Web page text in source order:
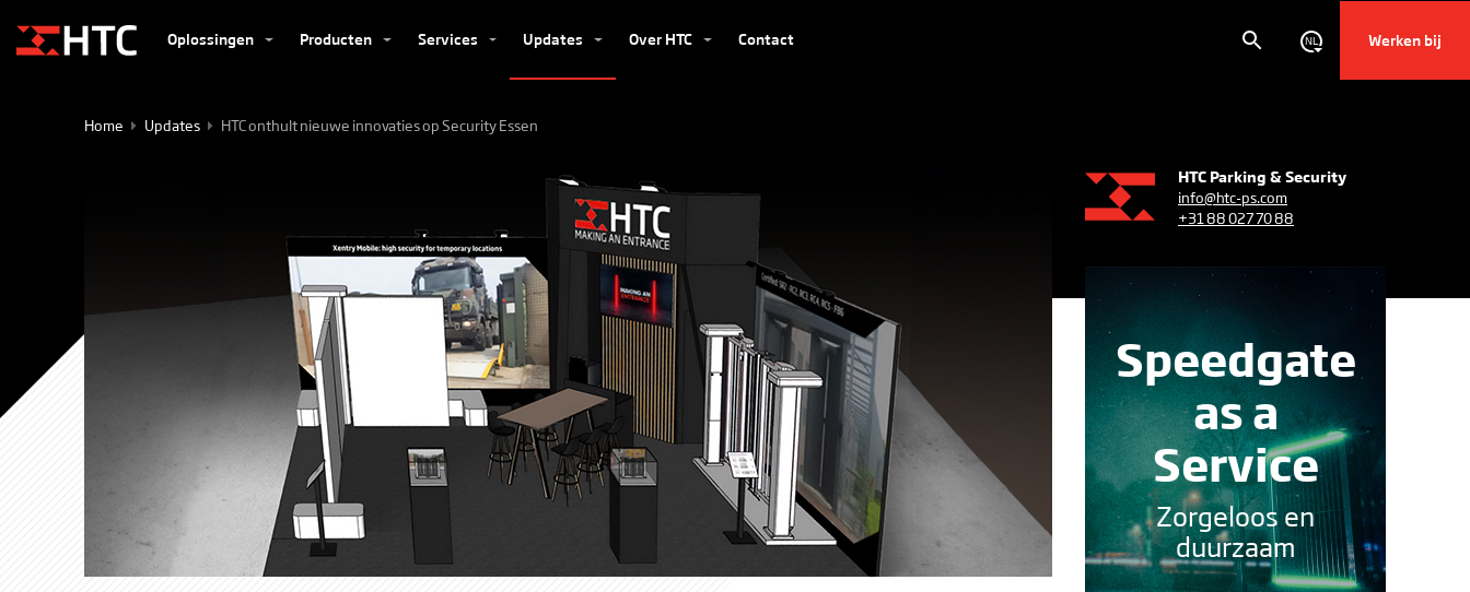
Oplossingen Producten Services Updates Over HTC Contact NL Werken bij
Home Updates HTC onthult nieuwe innovaties op Security Essen
HTC Parking & Security
info@htc-ps.com
+31 88 027 70 88
Speedgate
as a
Service
Zorgeloos en
duurzaam